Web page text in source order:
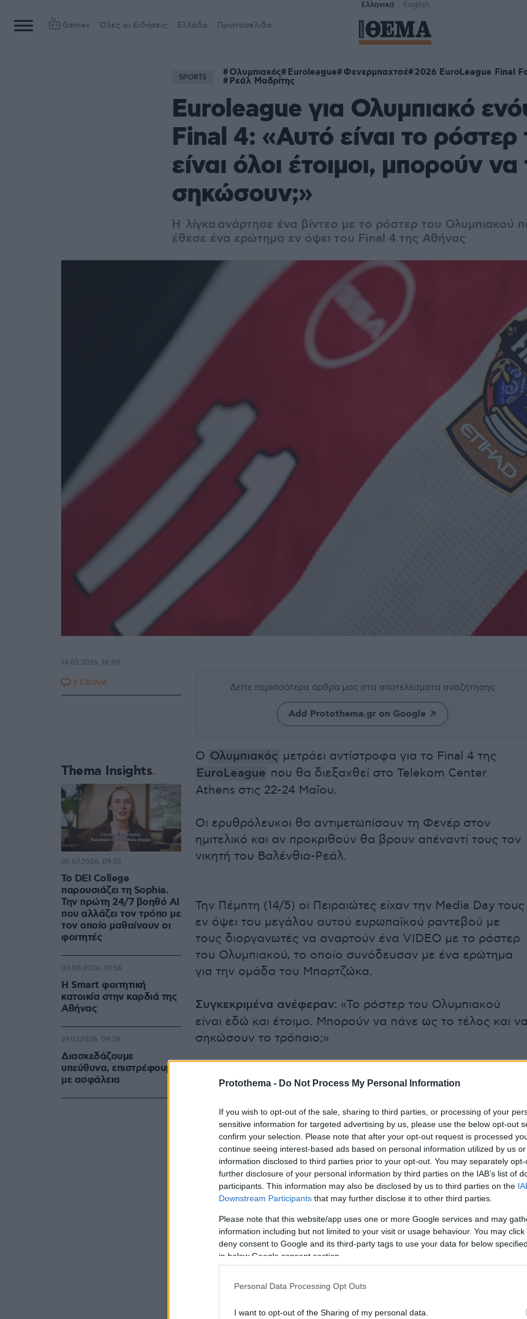
Protothema - Do Not Process My Personal Information
If you wish to opt-out of the sale, sharing to third parties, or processing of your
sensitive information for targeted advertising by us, please use the below opt-out
confirm your selection. Please note that after your opt-out request is processed
continue seeing interest-based ads based on personal information utilized by us
information disclosed to third parties prior to your opt-out. You may separately
further disclosure of your personal information by third parties on the IAB’s list of
participants. This information may also be disclosed by us to third parties on the
Downstream Participants that may further disclose it to other third parties.
Please note that this website/app uses one or more Google services and may
information including but not limited to your visit or usage behaviour. You may
deny consent to Google and its third-party tags to use your data for below
in below Google consent section.
Personal Data Processing Opt Outs
I want to opt-out of the Sharing of my personal data.
Ελληνικά English
Games Όλες οι Ειδήσεις Ελλάδα Πρωτοσέλιδα
SPORTS Ολυμπιακός Euroleague Φενερμπαχτσέ 2026 EuroLeague Final
Ρεάλ Μαδρίτης
Euroleague για Ολυμπιακό
Final 4: «Αυτό είναι το ρόστερ
είναι όλοι έτοιμοι, μπορούν να
σηκώσουν;»
Η λίγκα ανάρτησε ένα βίντεο με το ρόστερ του Ολυμπιακού
έθεσε ένα ερώτημα εν όψει του Final 4 της Αθήνας
Δείτε περισσότερα άρθρα μας στα αποτελέσματα αναζήτησης
Add Protothema.gr on Google
Ο Ολυμπιακός μετράει αντίστροφα για το Final 4 της
EuroLeague που θα διεξαχθεί στο Telekom Center
Athens στις 22-24 Μαΐου.
Οι ερυθρόλευκοι θα αντιμετωπίσουν τη Φενέρ στον
ημιτελικό και αν προκριθούν θα βρουν απέναντί τους τον
νικητή του Βαλένθια-Ρεάλ.
Την Πέμπτη (14/5) οι Πειραιώτες είχαν την Media Day τους
εν όψει του μεγάλου αυτού ευρωπαϊκού ραντεβού με
τους διοργανωτές να αναρτούν ένα VIDEO με το ρόστερ
του Ολυμπιακού, το οποίο συνόδευσαν με ένα ερώτημα
για την ομάδα του Μπαρτζώκα.
Συγκεκριμένα ανέφεραν: «Το ρόστερ του Ολυμπιακού
είναι εδώ και έτοιμο. Μπορούν να πάνε ως το τέλος και
σηκώσουν το τρόπαιο;»
pic.twitter.com/yJPDr2XJBd
— EuroLeague (@EuroLeague)May 14, 2026
14.05.2026, 18:09
3 ΣΧΟΛΙΑ
Thema Insights
Το DEI College
παρουσιάζει τη Sophia.
Την πρώτη 24/7 βοηθό AI
που αλλάζει τον τρόπο με
τον οποίο μαθαίνουν οι
φοιτητές
30.07.2026, 09:33
Η Smart φοιτητική
κατοικία στην καρδιά της
Αθήνας
03.08.2026, 10:56
Διασκεδάζουμε
υπεύθυνα, επιστρέφουμε
με ασφάλεια
29.07.2026, 09:39